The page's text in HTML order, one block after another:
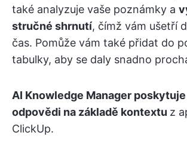
také analyzuje vaše poznámky a
stručné shrnutí, čímž vám ušetří
čas. Pomůže vám také přidat do
tabulky, aby se daly snadno
AI Knowledge Manager
odpovědi na základě kontextu z
ClickUp.